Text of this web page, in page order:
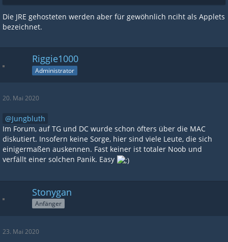
Die JRE gehosteten werden aber für gewöhnlich nciht als Applets
bezeichnet.
Riggie1000
Administrator
20. Mai 2020
Jungbluth
Im Forum, auf TG und DC wurde schon öfters über die MAC
diskutiert. Insofern keine Sorge, hier sind viele Leute, die sich
einigermaßen auskennen. Fast keiner ist totaler Noob und
verfällt einer solchen Panik. Easy
Stonygan
Anfänger
23. Mai 2020